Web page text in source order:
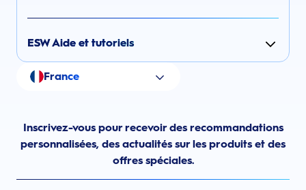
ESW Aide et tutoriels
France
Inscrivez-vous pour recevoir des recommandations
personnalisées, des actualités sur les produits et des
offres spéciales.